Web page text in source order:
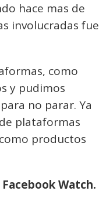
hace mas de
involucradas fue
como
y pudimos
no parar. Ya
plataformas
productos
Watch.